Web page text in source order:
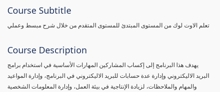
Course Subtitle
تعلم الاوت لوك من المستوى المبتدئ للمستوى المتقدم من خلال شرح مبسط وعملي
Course Description
يهدف هذا البرنامج إلى إكساب المشاركين المهارات الأساسية في استخدام برامج
البريد الاليكتروني وإدارة عدة حسابات للبريد الاليكتروني في البرنامج، وإدارة المواعيد
والمهام والملاحظات، لزيادة الإنتاجية في بيئة العمل، وإدارة المعلومات الشخصية